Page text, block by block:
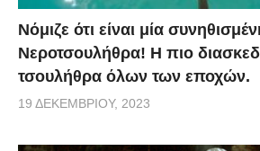
Νόμιζε ότι είναι μία
Νεροτσουλήθρα! Η πιο
τσουλήθρα όλων των εποχών.
19 ΔΕΚΕΜΒΡΊΟΥ, 2023